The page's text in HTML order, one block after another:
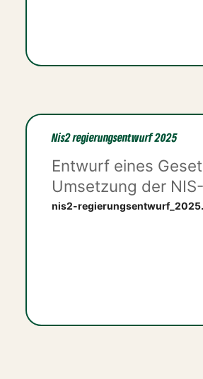
Nis2 regierungsentwurf 2025
Entwurf eines
Umsetzung der
nis2-